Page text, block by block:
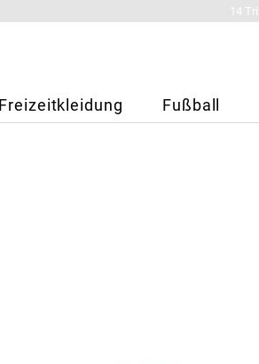
14
Freizeitkleidung Fußball